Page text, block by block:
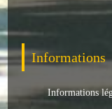
Loisirs
Batiments/TP
Informations
Informations